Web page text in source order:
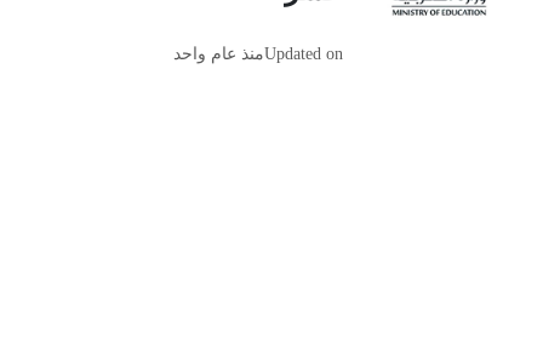
Updated onمنذ عام واحد